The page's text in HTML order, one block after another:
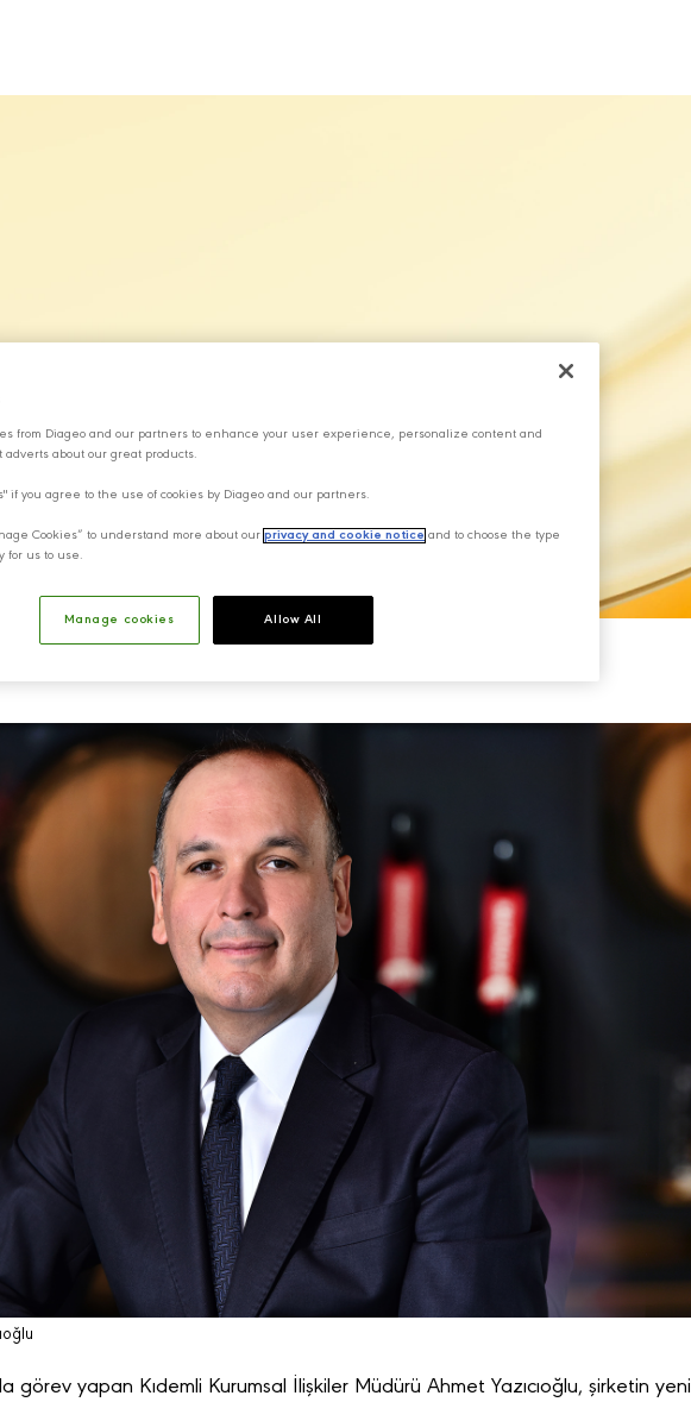
görev yapan Kıdemli Kurumsal İlişkiler Müdürü Ahmet Yazıcıoğlu, şirketin yeni
from Diageo and our partners to enhance your user experience, personalize content and
about our great products.
if you agree to the use of cookies by Diageo and our partners.
Cookies” to understand more about our privacy and cookie notice and to choose the type
for us to use.
Manage cookies Allow All